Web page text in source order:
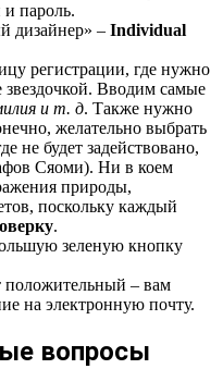
и пароль.
дизайнер» – Individual
регистрации, где нужно
звездочкой. Вводим самые
и т. д. Также нужно
желательно выбрать
не будет задействовано,
Сяоми). Ни в коем
природы,
поскольку каждый
.
зеленую кнопку
положительный – вам
на электронную почту.
вопросы